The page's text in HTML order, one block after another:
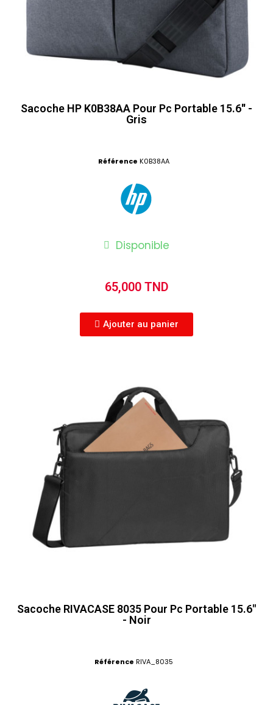
Sacoche HP K0B38AA Pour Pc Portable 15.6'' -
Gris
Référence K0B38AA
Disponible
65,000 TND
Ajouter au panier
Sacoche RIVACASE 8035 Pour Pc Portable 15.6"
- Noir
Référence RIVA_8035